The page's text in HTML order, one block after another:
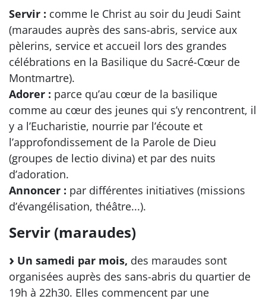
Servir : comme le Christ au soir du Jeudi Saint
(maraudes auprès des sans-abris, service aux
pèlerins, service et accueil lors des grandes
célébrations en la Basilique du Sacré-Cœur de
Montmartre).
Adorer : parce qu’au cœur de la basilique
comme au cœur des jeunes qui s’y rencontrent, il
y a l’Eucharistie, nourrie par l’écoute et
l’approfondissement de la Parole de Dieu
(groupes de lectio divina) et par des nuits
d’adoration.
Annoncer : par différentes initiatives (missions
d’évangélisation, théâtre...).
Servir (maraudes)
Un samedi par mois, des maraudes sont
organisées auprès des sans-abris du quartier de
19h à 22h30. Elles commencent par une